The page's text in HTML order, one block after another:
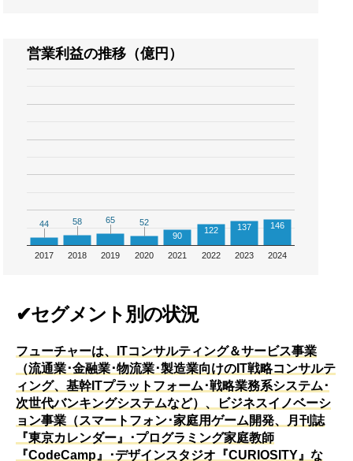
営業利益の推移（億円）
2017 2018 2019 2020 2021 2022 2023 2024
44
44 58
58 65
65 52
52
90
122 137 146
✔セグメント別の状況
フューチャーは、ITコンサルティング＆サービス事業
（流通業･金融業･物流業･製造業向けのIT戦略コンサルテ
ィング、基幹ITプラットフォーム･戦略業務系システム･
次世代バンキングシステムなど）、ビジネスイノベーシ
ョン事業（スマートフォン･家庭用ゲーム開発、月刊誌
『東京カレンダー』･プログラミング家庭教師
『CodeCamp』･デザインスタジオ『CURIOSITY』な